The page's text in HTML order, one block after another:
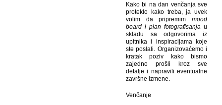
Kako bi na dan venčanja sve
proteklo kako treba, ja uvek
volim da pripremim mood
board i plan fotografisanja u
skladu sa odgovorima iz
upitnika i inspiracijama koje
ste poslali. Organizovaćemo i
kratak poziv kako bismo
zajedno prošli kroz sve
detalje i napravili eventualne
završne izmene.
Venčanje